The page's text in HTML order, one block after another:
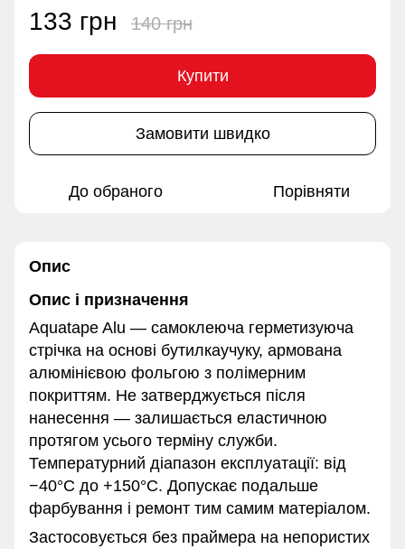
133 грн 140 грн
Купити
Замовити швидко
До обраного Порівняти
Опис
Опис і призначення
Aquatape Alu — самоклеюча герметизуюча
стрічка на основі бутилкаучуку, армована
алюмінієвою фольгою з полімерним
покриттям. Не затверджується після
нанесення — залишається еластичною
протягом усього терміну служби.
Температурний діапазон експлуатації: від
−40°C до +150°C. Допускає подальше
фарбування і ремонт тим самим матеріалом.
Застосовується без праймера на непористих